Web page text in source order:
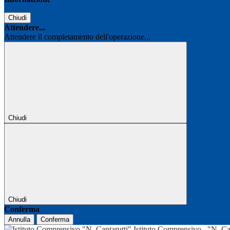
Chiudi
Attendere...
Attendere il completamento dell'operazione...
Chiudi
Chiudi
Conferma
Annulla Conferma